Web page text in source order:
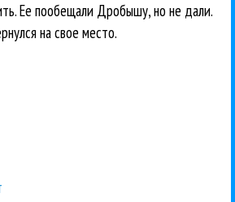
Ее пообещали Дробышу, но не дали.
на свое место.